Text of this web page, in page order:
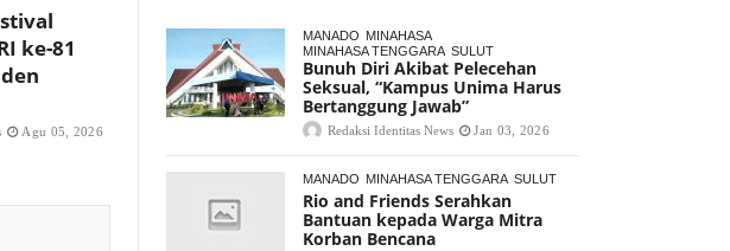
ke-81
Agu 05, 2026
MANADO MINAHASA
MINAHASA TENGGARA SULUT
Bunuh Diri Akibat Pelecehan
Seksual, “Kampus Unima Harus
Bertanggung Jawab”
Redaksi Identitas News Jan 03, 2026
MANADO MINAHASA TENGGARA SULUT
Rio and Friends Serahkan
Bantuan kepada Warga Mitra
Korban Bencana